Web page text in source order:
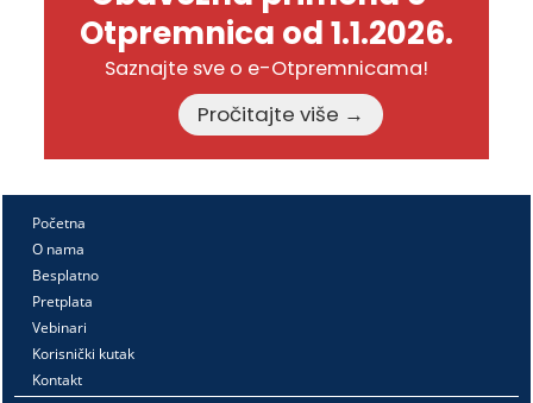
Otpremnica od 1.1.2026.
Saznajte sve o e-Otpremnicama!
Pročitajte više →
Početna
O nama
Besplatno
Pretplata
Vebinari
Korisnički kutak
Kontakt